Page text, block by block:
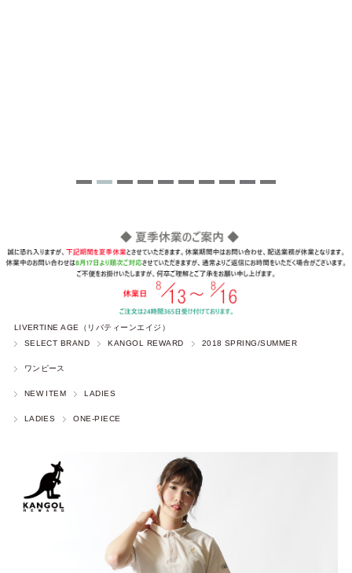
LIVERTINE AGE（リバティーンエイジ）
SELECT BRAND
KANGOL REWARD 2018 SPRING/SUMMER
ワンピース
NEW ITEM LADIES
LADIES ONE-PIECE